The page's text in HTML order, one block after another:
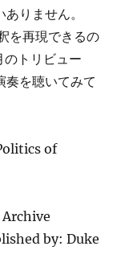
りません。
を再現できるの
のトリビュー
奏を聴いてみて
of
Archive
by: Duke